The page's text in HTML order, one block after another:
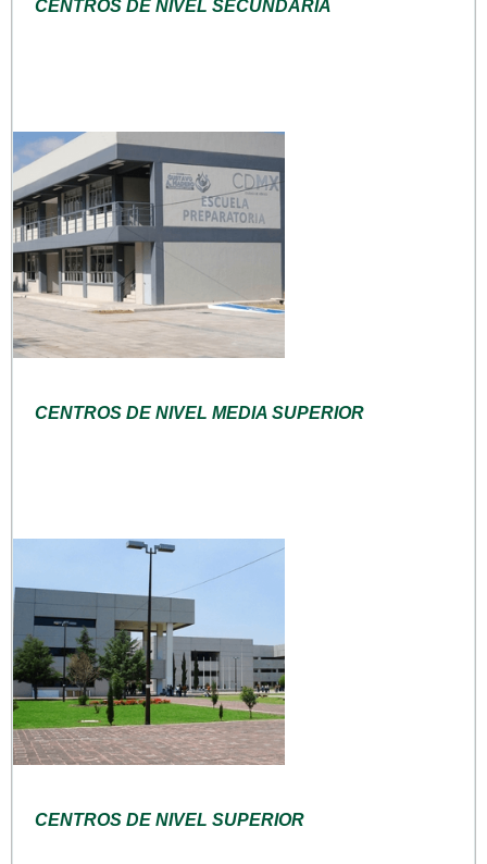
CENTROS DE NIVEL SECUNDARIA
CENTROS DE NIVEL MEDIA SUPERIOR
CENTROS DE NIVEL SUPERIOR